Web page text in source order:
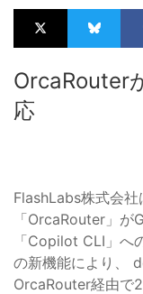
OrcaRouter
応
FlashLabs株式会社
「OrcaRouter」
「Copilot CLI」へ
の新機能により、
OrcaRouter経由で